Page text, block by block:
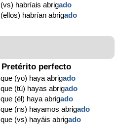
(vs) habríais abrigado
(ellos) habrían abrigado
Pretérito perfecto
que (yo) haya abrigado
que (tú) hayas abrigado
que (él) haya abrigado
que (ns) hayamos abrigado
que (vs) hayáis abrigado